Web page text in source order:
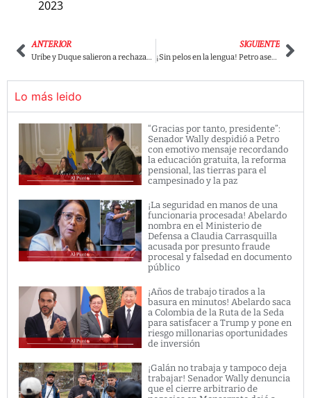
2023
ANTERIOR
Uribe y Duque salieron a rechazar supuesto atentado contra Barbosa pero nadie les cree
SIGUIENTE
¡Sin pelos en la lengua! Petro aseguró que Barbosa se dejó engañar frente a supuesto atentado en su contra
Lo más leido
“Gracias por tanto, presidente”:
Senador Wally despidió a Petro
con emotivo mensaje recordando
la educación gratuita, la reforma
pensional, las tierras para el
campesinado y la paz
¡La seguridad en manos de una
funcionaria procesada! Abelardo
nombra en el Ministerio de
Defensa a Claudia Carrasquilla
acusada por presunto fraude
procesal y falsedad en documento
público
¡Años de trabajo tirados a la
basura en minutos! Abelardo saca
a Colombia de la Ruta de la Seda
para satisfacer a Trump y pone en
riesgo millonarias oportunidades
de inversión
¡Galán no trabaja y tampoco deja
trabajar! Senador Wally denuncia
que el cierre arbitrario de